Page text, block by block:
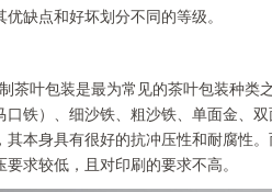
缺点和好坏划分不同的等级。
茶叶包装是最为常见的茶叶包装种类
口铁）、细沙铁、粗沙铁、单面金、
其本身具有很好的抗冲压性和耐腐性
求较低，且对印刷的要求不高。